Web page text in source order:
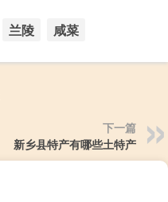
兰陵 咸菜
下一篇
新乡县特产有哪些土特产